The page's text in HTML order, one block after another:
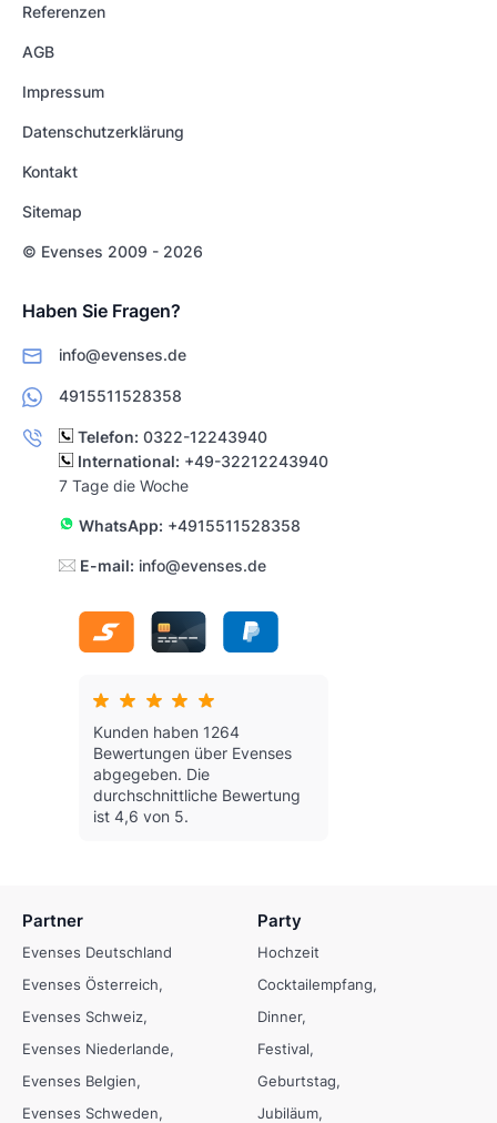
Referenzen
AGB
Impressum
Datenschutzerklärung
Kontakt
Sitemap
© Evenses 2009 - 2026
Haben Sie Fragen?
info@evenses.de
4915511528358
Telefon: 0322-12243940
International: +49-32212243940
7 Tage die Woche
WhatsApp: +4915511528358
E-mail: info@evenses.de
Kunden haben 1264
Bewertungen über Evenses
abgegeben. Die
durchschnittliche Bewertung
ist 4,6 von 5.
Partner
Evenses Deutschland
Evenses Österreich
Evenses Schweiz
Evenses Niederlande
Evenses Belgien
Evenses Schweden
Party
Hochzeit
Cocktailempfang
Dinner
Festival
Geburtstag
Jubiläum